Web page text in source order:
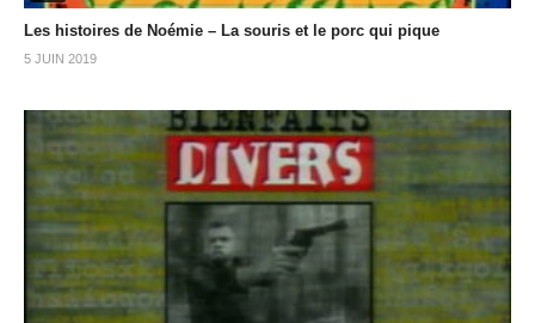
Les histoires de Noémie – La souris et le porc qui pique
5 JUIN 2019